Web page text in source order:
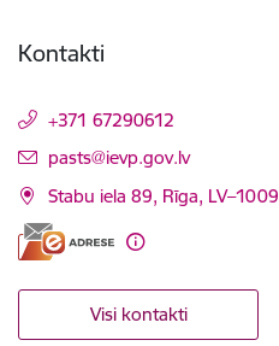
Kontakti
+371 67290612
E-pasts:
pasts@ievp.gov.lv
Stabu iela 89, Rīga, LV–1009
Visi kontakti